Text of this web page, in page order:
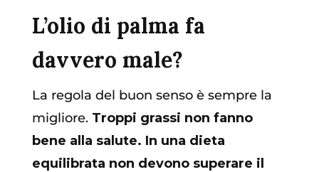
L’olio di palma fa
davvero male?
La regola del buon senso è sempre la
migliore. Troppi grassi non fanno
bene alla salute. In una dieta
equilibrata non devono superare il